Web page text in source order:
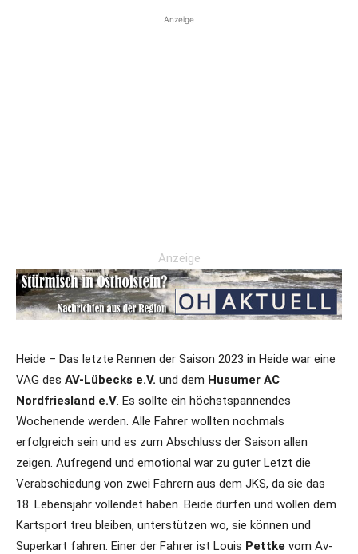
Anzeige
Anzeige
Heide – Das letzte Rennen der Saison 2023 in Heide war eine
VAG des AV-Lübecks e.V. und dem Husumer AC
Nordfriesland e.V . Es sollte ein höchstspannendes
Wochenende werden. Alle Fahrer wollten nochmals
erfolgreich sein und es zum Abschluss der Saison allen
zeigen. Aufregend und emotional war zu guter Letzt die
Verabschiedung von zwei Fahrern aus dem JKS, da sie das
18. Lebensjahr vollendet haben. Beide dürfen und wollen dem
Kartsport treu bleiben, unterstützen wo, sie können und
Superkart fahren. Einer der Fahrer ist Louis Pettke vom Av-